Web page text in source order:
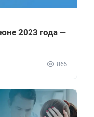
2023 года —
866